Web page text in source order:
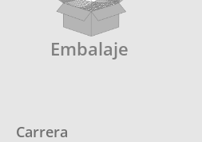
Embalaje
Carrera